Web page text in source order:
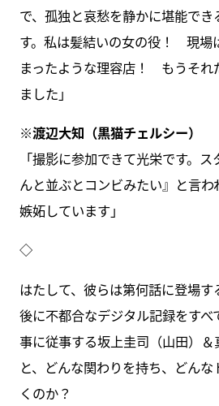
で、孤独と哀愁を静かに堪能で
す。私は髪結いの女の役！ 現場
まったような理容店！ もうそれ
ました」
※渡辺大知（黒猫チェルシー）
「撮影に参加できて光栄です。
んと並ぶとコンビみたい』と言
嫉妬しています」
◇
はたして、彼らは第何話に登場
後に不都合なデジタル記録をすべ
事に従事する坂上圭司（山田）＆
と、どんな関わりを持ち、どん
くのか？